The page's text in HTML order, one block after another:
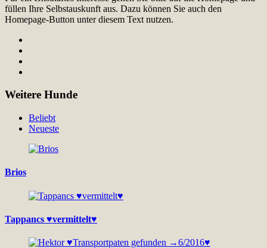
füllen Ihre Selbstauskunft aus. Dazu können Sie auch den
Homepage-Button unter diesem Text nutzen.
Weitere Hunde
Beliebt
Neueste
Brios
Tappancs ♥vermittelt♥